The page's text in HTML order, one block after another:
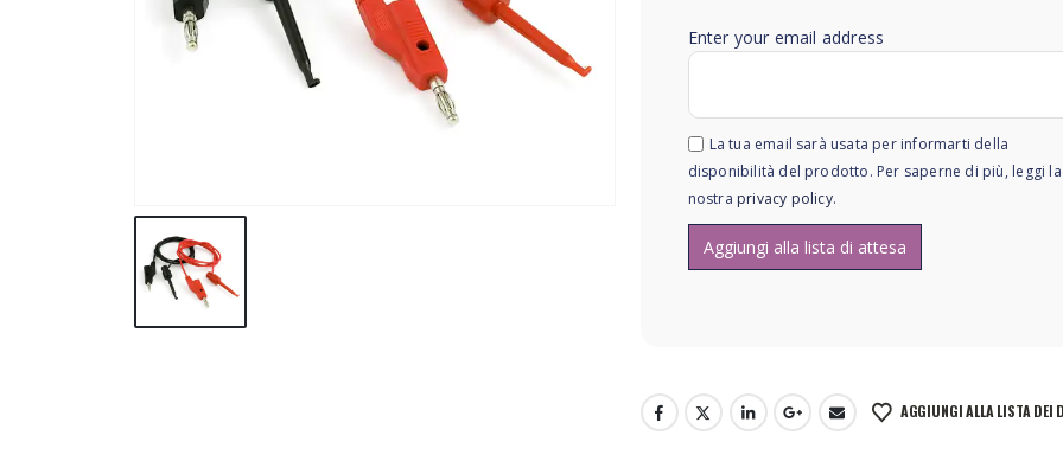
Enter your email address
La tua email sarà usata per informarti della
disponibilità del prodotto. Per saperne di più, leggi la
nostra privacy policy.
AGGIUNGI ALLA LISTA DEI